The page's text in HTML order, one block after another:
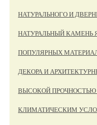
НАТУРАЛЬНОГО И
НАТУРАЛЬНЫЙ
ПОПУЛЯРНЫХ
ДЕКОРА И
ВЫСОКОЙ
КЛИМАТИЧЕСКИМ